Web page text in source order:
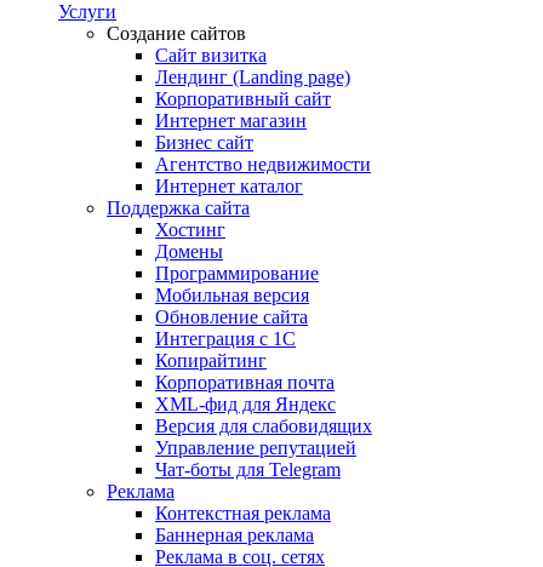
Услуги
Создание сайтов
Сайт визитка
Лендинг (Landing page)
Корпоративный сайт
Интернет магазин
Бизнес сайт
Агентство недвижимости
Интернет каталог
Поддержка сайта
Хостинг
Домены
Программирование
Мобильная версия
Обновление сайта
Интеграция с 1С
Копирайтинг
Корпоративная почта
XML-фид для Яндекс
Версия для слабовидящих
Управление репутацией
Чат-боты для Telegram
Реклама
Контекстная реклама
Баннерная реклама
Реклама в соц. сетях